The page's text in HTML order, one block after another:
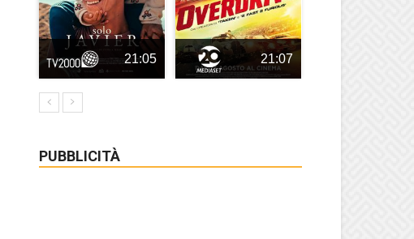
21:05 21:07
PUBBLICITÀ